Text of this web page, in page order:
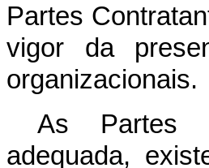
Partes
vigor da
organizacionais.
As Partes
adequada,